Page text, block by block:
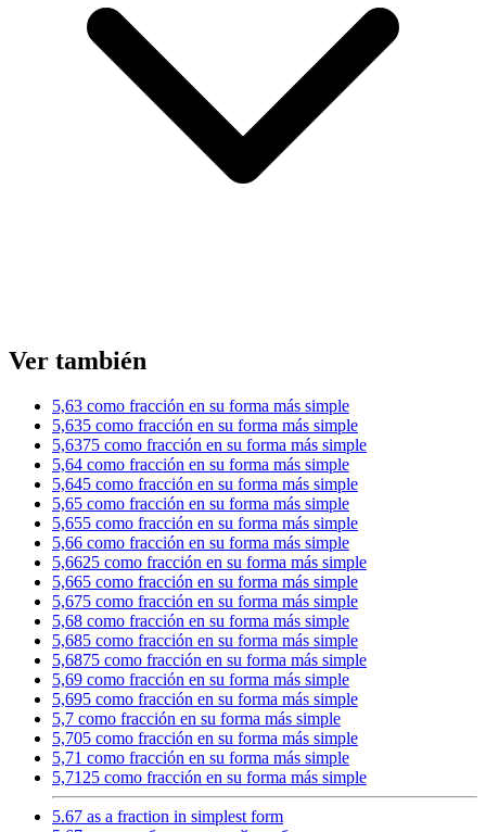
Ver también
5,63 como fracción en su forma más simple
5,635 como fracción en su forma más simple
5,6375 como fracción en su forma más simple
5,64 como fracción en su forma más simple
5,645 como fracción en su forma más simple
5,65 como fracción en su forma más simple
5,655 como fracción en su forma más simple
5,66 como fracción en su forma más simple
5,6625 como fracción en su forma más simple
5,665 como fracción en su forma más simple
5,675 como fracción en su forma más simple
5,68 como fracción en su forma más simple
5,685 como fracción en su forma más simple
5,6875 como fracción en su forma más simple
5,69 como fracción en su forma más simple
5,695 como fracción en su forma más simple
5,7 como fracción en su forma más simple
5,705 como fracción en su forma más simple
5,71 como fracción en su forma más simple
5,7125 como fracción en su forma más simple
5.67 as a fraction in simplest form